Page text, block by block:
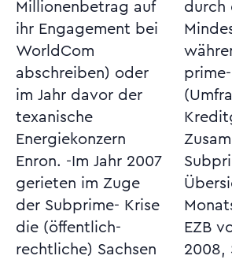
Millionenbetrag auf
ihr Engagement bei
WorldCom
abschreiben) oder
im Jahr davor der
texanische
Energiekonzern
Enron. -Im Jahr 2007
gerieten im Zuge
der Subprime- Krise
die (öffentlich-
rechtliche) Sachsen
durch die
Mindestreservepolitik
während der Sub-
prime-Krise), S. 45 ff.
(Umfrage zum
Kreditgeschäft in
Zusammenhang der
Subprime- Krise;
Übersichten),
Monatsbericht der
EZB vom Januar
2008, S. 16 ff.